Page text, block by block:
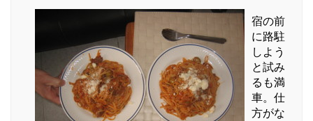
宿の前
に路駐
しよう
と試み
るも満
車。仕
方がな